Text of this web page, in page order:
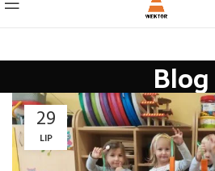
Blog
29
LIP